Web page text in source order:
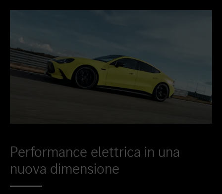
Performance elettrica in una
nuova dimensione